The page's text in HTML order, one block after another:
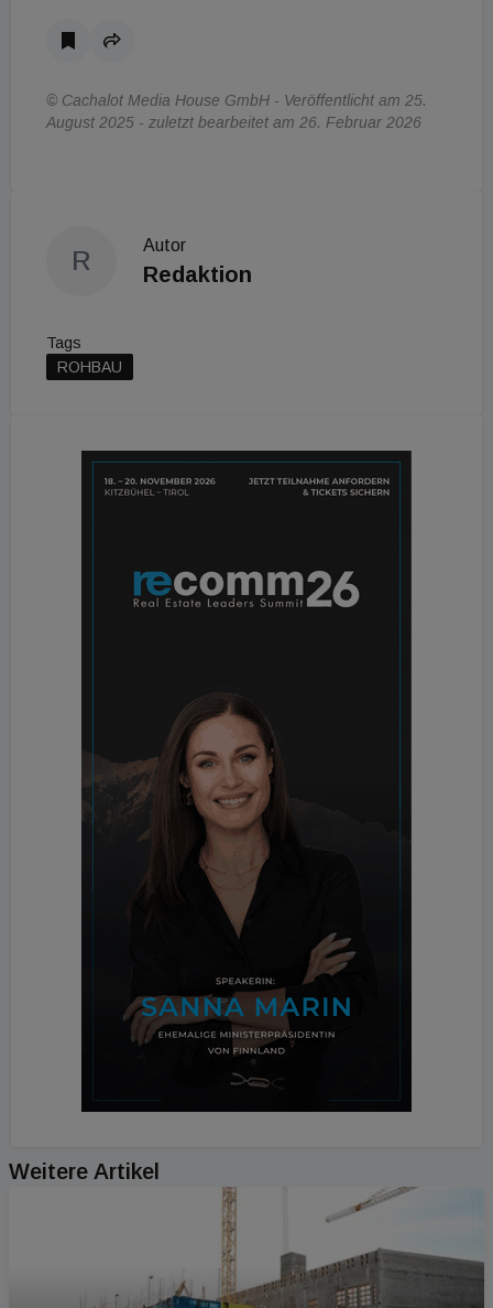
© Cachalot Media House GmbH - Veröffentlicht am 25.
August 2025 - zuletzt bearbeitet am 26. Februar 2026
R
Autor
Redaktion
Tags
ROHBAU
Weitere Artikel